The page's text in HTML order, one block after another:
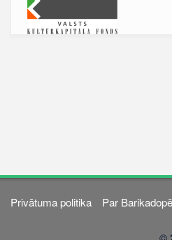
Privātuma politika Par